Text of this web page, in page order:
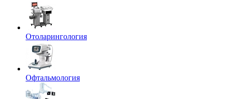
Отоларингология
Офтальмология